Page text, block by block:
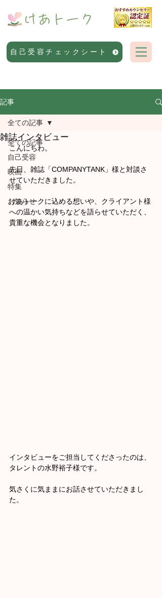
自己受容チェックシート
記事
全ての記事
自己受容
映画
特集
お知らせ
全ての記事
雑誌インタビュー
こんにちわ。
先日、雑誌「COMPANYTANK」様と対談さ
せていただきました。
けあトークに込める想いや、クライアント様
への温かい気持ちなどを語らせていただく、
貴重な機会となりました。
インタビューをご担当してくださったのは、
タレントの水野裕子様です。
気さくに気ままにお話させていただきまし
た。